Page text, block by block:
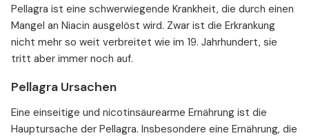
Pellagra ist eine schwerwiegende Krankheit, die durch einen
Mangel an Niacin ausgelöst wird. Zwar ist die Erkrankung
nicht mehr so weit verbreitet wie im 19. Jahrhundert, sie
tritt aber immer noch auf.
Pellagra Ursachen
Eine einseitige und nicotinsäurearme Ernährung ist die
Hauptursache der Pellagra. Insbesondere eine Ernährung, die